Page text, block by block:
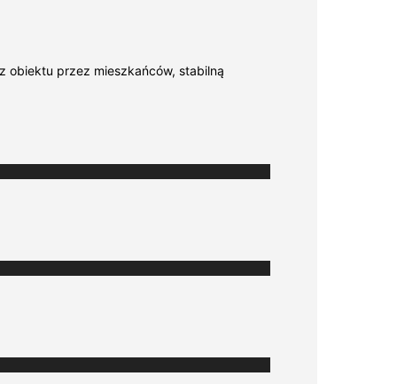
obiektu przez mieszkańców, stabilną